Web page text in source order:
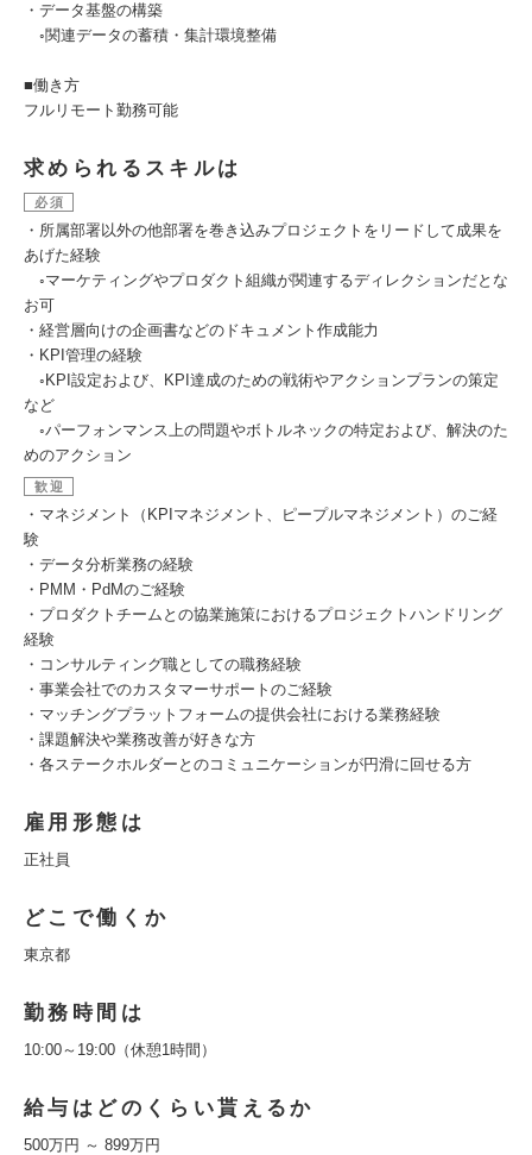
・データ基盤の構築
◦関連データの蓄積・集計環境整備
■働き方
フルリモート勤務可能
求められるスキルは
必須
・所属部署以外の他部署を巻き込みプロジェクトをリードして成果を
あげた経験
◦マーケティングやプロダクト組織が関連するディレクションだとな
お可
・経営層向けの企画書などのドキュメント作成能力
・KPI管理の経験
◦KPI設定および、KPI達成のための戦術やアクションプランの策定
など
◦パーフォンマンス上の問題やボトルネックの特定および、解決のた
めのアクション
歓迎
・マネジメント（KPIマネジメント、ピープルマネジメント）のご経
験
・データ分析業務の経験
・PMM・PdMのご経験
・プロダクトチームとの協業施策におけるプロジェクトハンドリング
経験
・コンサルティング職としての職務経験
・事業会社でのカスタマーサポートのご経験
・マッチングプラットフォームの提供会社における業務経験
・課題解決や業務改善が好きな方
・各ステークホルダーとのコミュニケーションが円滑に回せる方
雇用形態は
正社員
どこで働くか
東京都
勤務時間は
10:00～19:00（休憩1時間）
給与はどのくらい貰えるか
500万円 ～ 899万円